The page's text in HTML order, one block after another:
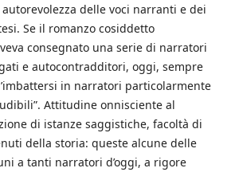
delle voci narranti e dei
Se il romanzo cosiddetto
consegnato una serie di narratori
e autocontradditori, oggi, sempre
in narratori particolarmente
Attitudine onnisciente al
di istanze saggistiche, facoltà di
della storia: queste alcune delle
a tanti narratori d’oggi, a rigore